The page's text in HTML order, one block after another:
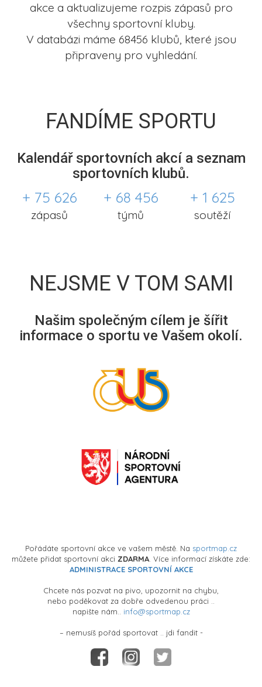
akce a aktualizujeme rozpis zápasů pro
všechny sportovní kluby.
V databázi máme 68456 klubů, které jsou
připraveny pro vyhledání.
FANDÍME SPORTU
Kalendář sportovních akcí a seznam
sportovních klubů.
+ 75 626
zápasů
+ 68 456
týmů
+ 1 625
soutěží
NEJSME V TOM SAMI
Našim společným cílem je šířit
informace o sportu ve Vašem okolí.
Pořádáte sportovní akce ve vašem městě. Na sportmap.cz
můžete přidat sportovní akci ZDARMA . Více informací získáte zde:
ADMINISTRACE SPORTOVNÍ AKCE
Chcete nás pozvat na pivo, upozornit na chybu,
nebo poděkovat za dobře odvedenou práci ..
napište nám.. info@sportmap.cz
– nemusíš pořád sportovat .. jdi fandit -